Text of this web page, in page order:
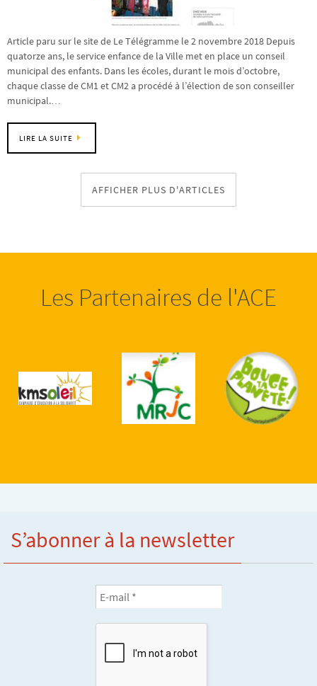
Article paru sur le site de Le Télégramme le 2 novembre 2018 Depuis
quatorze ans, le service enfance de la Ville met en place un conseil
municipal des enfants. Dans les écoles, durant le mois d’octobre,
chaque classe de CM1 et CM2 a procédé à l’élection de son conseiller
municipal.…
LIRE LA SUITE
AFFICHER PLUS D'ARTICLES
Les Partenaires de l'ACE
S’abonner à la newsletter